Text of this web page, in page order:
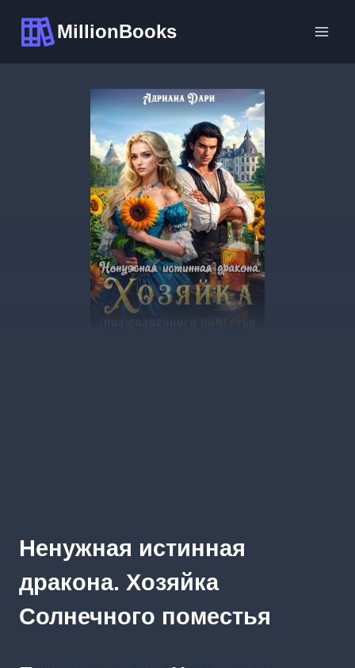
содержимому
MillionBooks
Ненужная истинная
дракона. Хозяйка
Солнечного поместья